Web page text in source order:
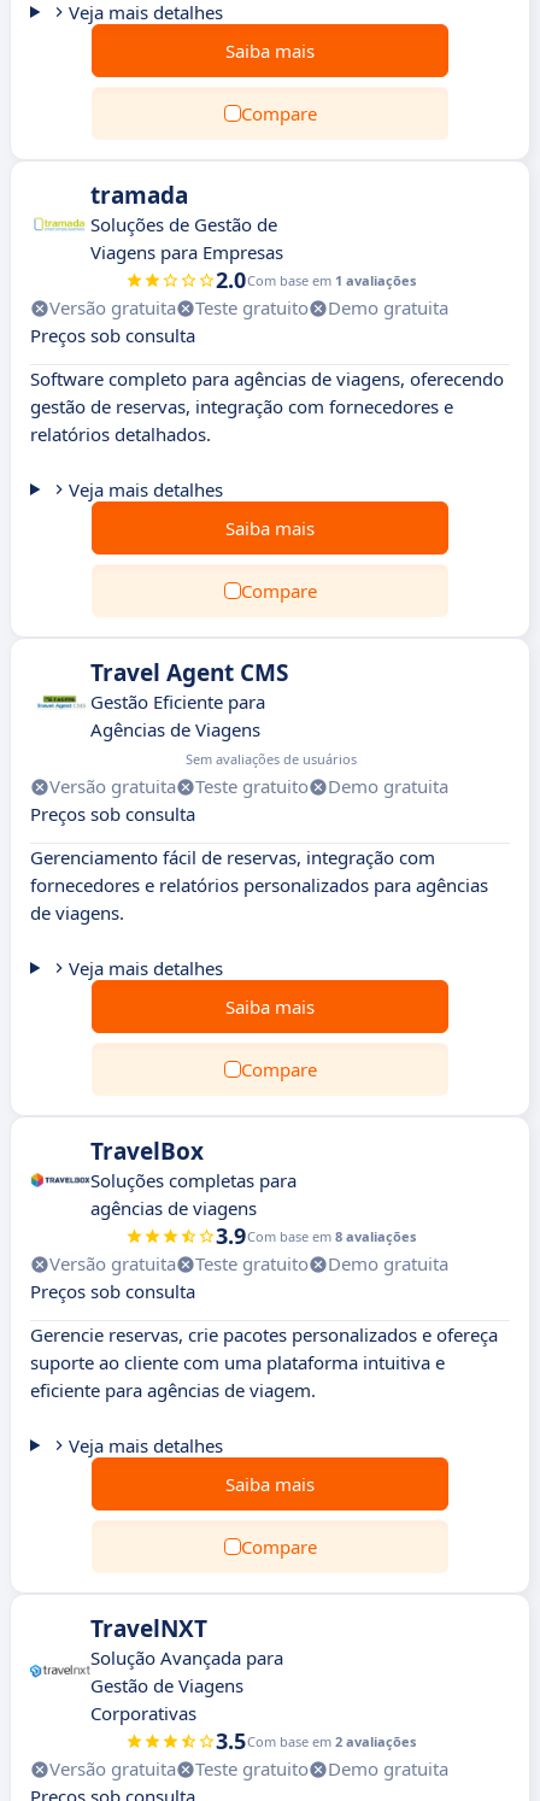
Veja mais detalhes
Saiba mais
Compare
tramada
Soluções de Gestão de
Viagens para Empresas
2.0Com base em 1 avaliações
Versão gratuita Teste gratuito
Demo gratuita
Preços sob consulta
Software completo para agências de viagens, oferecendo
gestão de reservas, integração com fornecedores e
relatórios detalhados.
Veja mais detalhes
Saiba mais
Compare
Travel Agent CMS
Gestão Eficiente para
Agências de Viagens
Sem avaliações de usuários
Versão gratuita Teste gratuito
Demo gratuita
Preços sob consulta
Gerenciamento fácil de reservas, integração com
fornecedores e relatórios personalizados para agências
de viagens.
Veja mais detalhes
Saiba mais
Compare
TravelBox
Soluções completas para
agências de viagens
3.9Com base em 8 avaliações
Versão gratuita Teste gratuito
Demo gratuita
Preços sob consulta
Gerencie reservas, crie pacotes personalizados e ofereça
suporte ao cliente com uma plataforma intuitiva e
eficiente para agências de viagem.
Veja mais detalhes
Saiba mais
Compare
TravelNXT
Solução Avançada para
Gestão de Viagens
Corporativas
3.5Com base em 2 avaliações
Versão gratuita Teste gratuito
Demo gratuita
Preços sob consulta